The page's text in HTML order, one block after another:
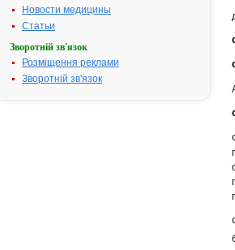
Новости медицины
Статьи
Зворотній зв'язок
Розміщення реклами
Зворотній зв'язок